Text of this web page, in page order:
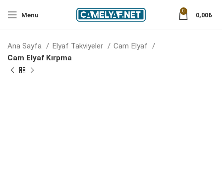
Menu
0
0,00₺
Ana Sayfa Elyaf Takviyeler
Cam Elyaf
Cam Elyaf Kırpma